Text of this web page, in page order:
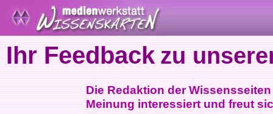
Ihr Feedback zu
Die Redaktion der
Meinung interessiert und freut